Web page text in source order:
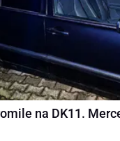
na DK11.